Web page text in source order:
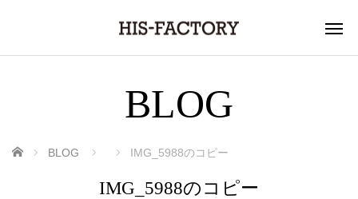
BLOG
ホーム BLOG IMG_5988のコピー
IMG_5988のコピー